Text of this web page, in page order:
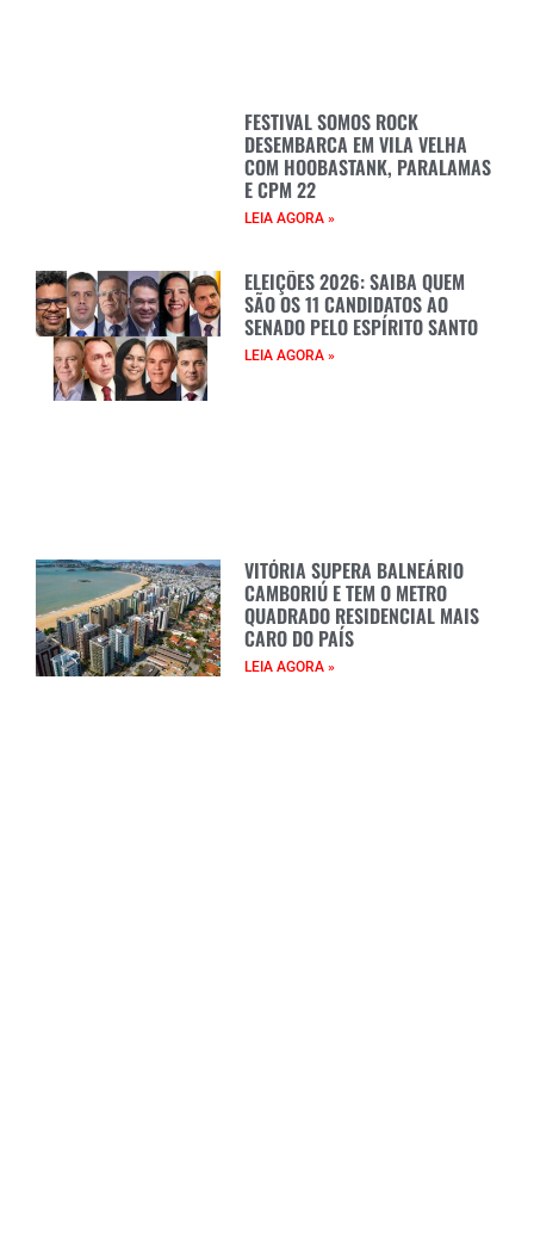
FESTIVAL SOMOS ROCK
DESEMBARCA EM VILA VELHA
COM HOOBASTANK, PARALAMAS
E CPM 22
LEIA AGORA »
ELEIÇÕES 2026: SAIBA QUEM
SÃO OS 11 CANDIDATOS AO
SENADO PELO ESPÍRITO SANTO
LEIA AGORA »
VITÓRIA SUPERA BALNEÁRIO
CAMBORIÚ E TEM O METRO
QUADRADO RESIDENCIAL MAIS
CARO DO PAÍS
LEIA AGORA »